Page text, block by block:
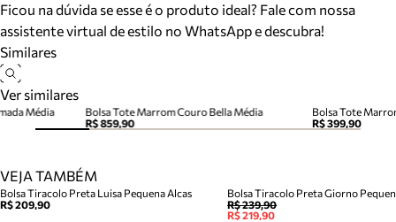
Ficou na dúvida se esse é o produto ideal? Fale com nossa
assistente virtual de estilo no WhatsApp e descubra!
Similares
Ver similares
Bolsa Tote Marrom Couro Bella Média
R$ 859,90
Bolsa Tote
R$ 399,90
Média
VEJA TAMBÉM
Bolsa Tiracolo Preta Luisa Pequena Alcas
R$ 209,90
Bolsa Tiracolo Preta Giorno
R$ 239,90
R$ 219,90